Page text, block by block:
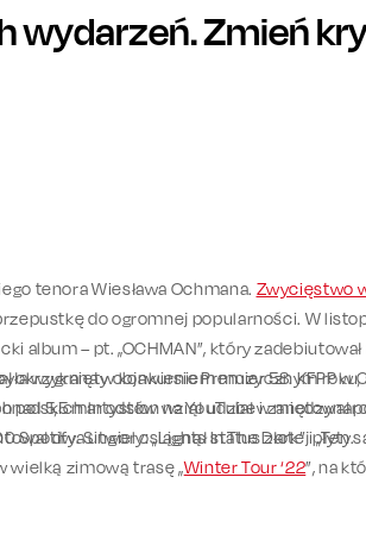
wydarzeń. Zmień
tenora Wiesława Ochmana. Zwycięstwo
do ogromnej popularności. W
album – pt. „OCHMAN”, który
okrzyknięty objawieniem muzycznym roku,
5,5 mln odsłon na YouTube i zanotował
Singiel osiągnął status złotej płyty.
wygrana w konkursie Premier 58. KFPP w
polskich artystów wziął udział w
dwa utwory: „Lights In The Dark” i „Ten
wielką zimową trasę „Winter Tour ‘22”, na